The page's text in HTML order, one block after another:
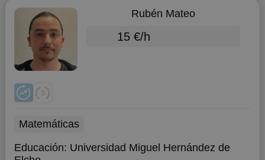
Rubén Mateo
15 €/h
Matemáticas
Educación: Universidad Miguel Hernández de